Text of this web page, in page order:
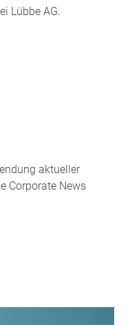
Lübbe AG.
aktueller
Corporate News